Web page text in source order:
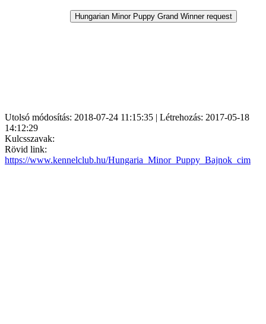
Utolsó módosítás: 2018-07-24 11:15:35 | Létrehozás: 2017-05-18
14:12:29
Kulcsszavak:
Rövid link:
https://www.kennelclub.hu/Hungaria_Minor_Puppy_Bajnok_cim